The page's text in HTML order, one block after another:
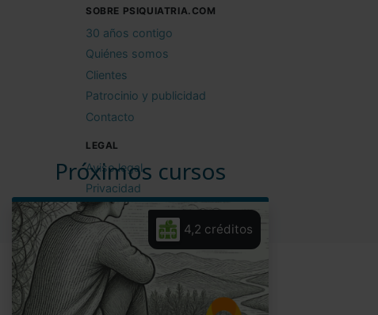
Próximos cursos
4,2 créditos
SOBRE PSIQUIATRIA.COM
30 años contigo
Quiénes somos
Clientes
Patrocinio y publicidad
Contacto
LEGAL
Aviso legal
Privacidad
Cookies
Condiciones de uso